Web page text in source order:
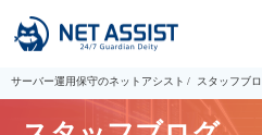
サーバー運用保守のネットアシスト スタッフブ